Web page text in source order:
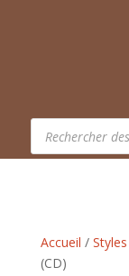
Recherche
produits
Accueil / Styles
(CD)